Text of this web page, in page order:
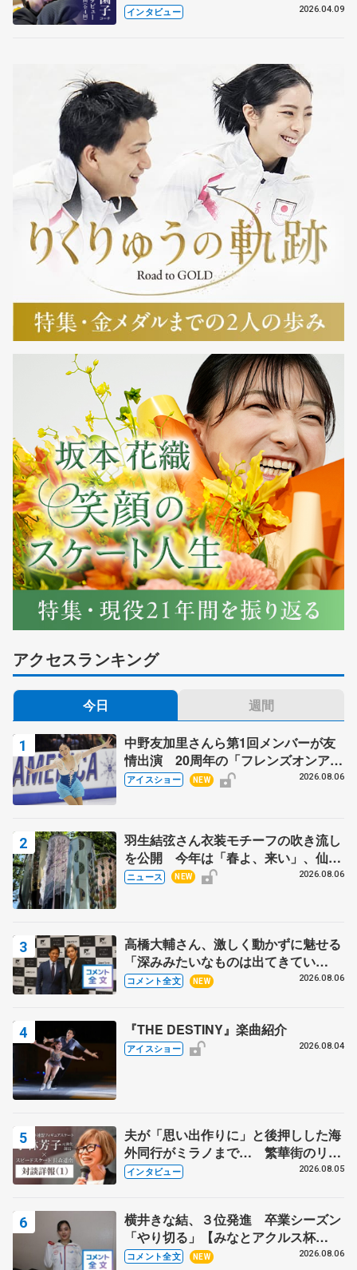
も通用するという坂本花織の筋肉
インタビュー 2026.04.09
アクセスランキング
今日 週間
中野友加里さんら第1回メンバーが友
情出演 20周年の「フレンズオンアイ
ス」 宮本賢二さん、有川梨絵さん、
アイスショー NEW 2026.08.06
羽生結弦さん衣装モチーフの吹き流し
を公開 今年は「春よ、来い」、仙台
の瑞鳳殿
ニュース NEW 2026.08.06
高橋大輔さん、激しく動かずに魅せる
「深みみたいなものは出てきてい
る？」 〝兄さん〟と慕うレジェンド
コメント全文 NEW 2026.08.06
『THE DESTINY』楽曲紹介
アイスショー 2026.08.04
夫が「思い出作りに」と後押しした海
外同行がミラノまで… 繁華街のリン
クでは不良のお兄さんも味方に 小林
インタビュー 2026.08.05
横井きな結、３位発進 卒業シーズン
「やり切る」【みなとアクルス杯
SP】
コメント全文 NEW 2026.08.06